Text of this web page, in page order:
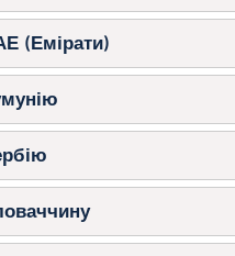
(Емірати)